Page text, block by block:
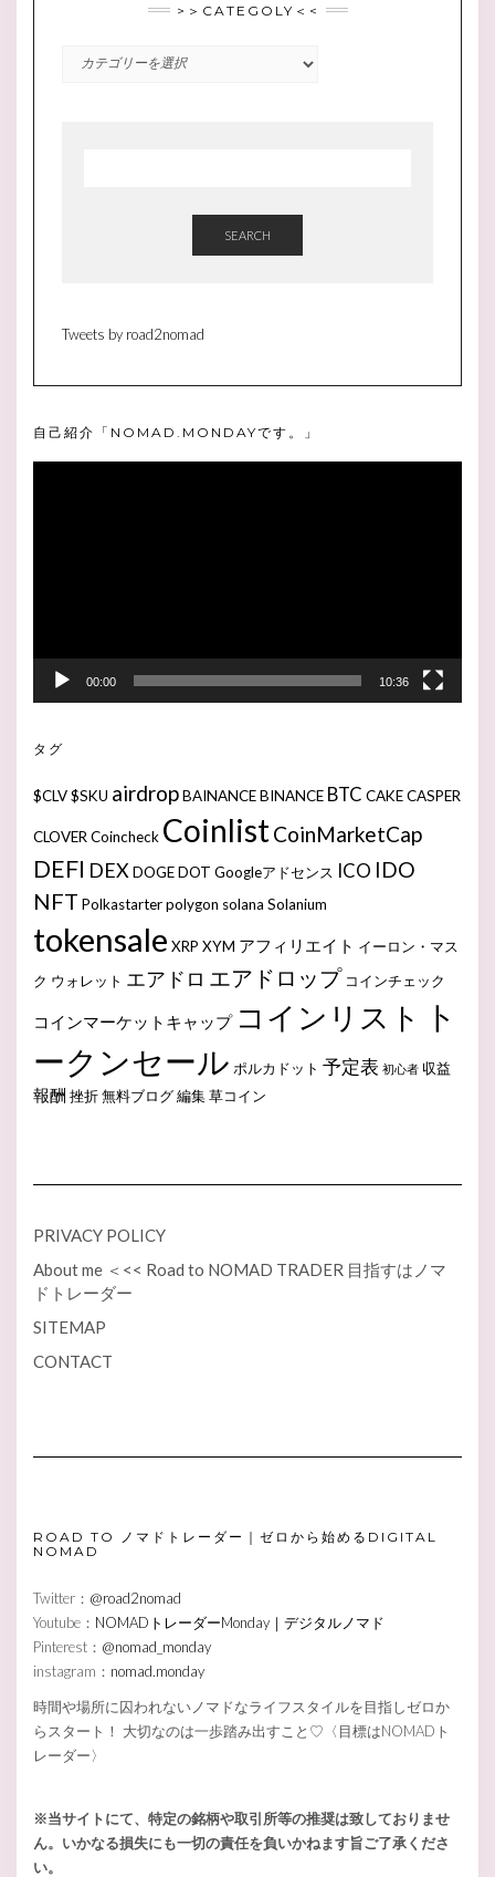
>＞CATEGOLY＜<
SEARCH
Tweets by road2nomad
自己紹介「NOMAD.MONDAYです。」
00:00 10:36
タグ
$CLV$SKU airdropBAINANCEBINANCE BTC CAKECASPER
CLOVER Coincheck Coinlist CoinMarketCap
DEFI DEX DOGEDOT Googleアドセンス ICO IDO
NFT Polkastarterpolygon solana Solanium
tokensale XRP XYM アフィリエイト イーロン・マス
ク ウォレット エアドロ エアドロップ コインチェック
コインマーケットキャップ コインリスト
ト
ークンセール ポルカドット 予定表 初心者 収益
報酬 挫折無料ブログ編集草コイン
PRIVACY POLICY
About me ＜<< Road to NOMAD TRADER 目指すはノマ
ドトレーダー
SITEMAP
CONTACT
ROAD TO ノマドトレーダー｜ゼロから始めるDIGITAL
NOMAD
Twitter： @road2nomad
Youtube： NOMADトレーダーMonday｜デジタルノマド
Pinterest： @nomad_monday
instagram： nomad.monday
時間や場所に囚われないノマドなライフスタイルを目指しゼロか
らスタート！ 大切なのは一歩踏み出すこと♡〈目標はNOMADト
レーダー〉
※当サイトにて、特定の銘柄や取引所等の推奨は致しておりませ
ん。いかなる損失にも一切の責任を負いかねます旨ご了承くださ
い。